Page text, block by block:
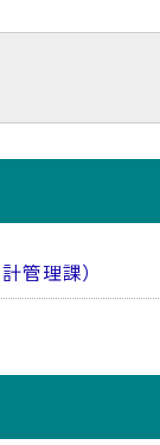
管理課）